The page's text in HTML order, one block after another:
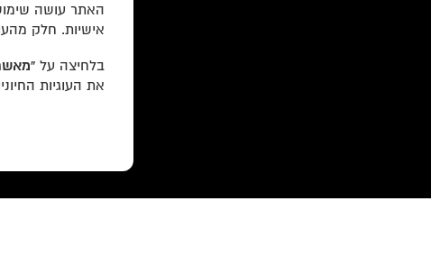
רשימת חנויות פרטיות
האתר עושה
אישיות. חלק
בלחיצה על
את העוגיות